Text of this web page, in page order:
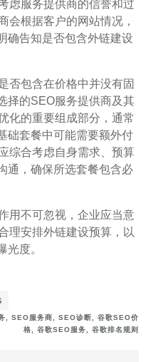
虑服务提供商的信誉和过
会根据客户的网站情况，
确告知是否包含外链建设
否包含在价格中并没有固
择的SEO服务提供商及其
化的重要组成部分，通常
础套餐中可能需要额外付
综合考虑自身需求、预算
通，确保所选套餐包含必
用不可忽视，企业应当意
理安排外链建设预算，以
光度。
SEO服务商 SEO诊断
谷歌SEO价
格
谷歌SEO服务 谷歌排名规则